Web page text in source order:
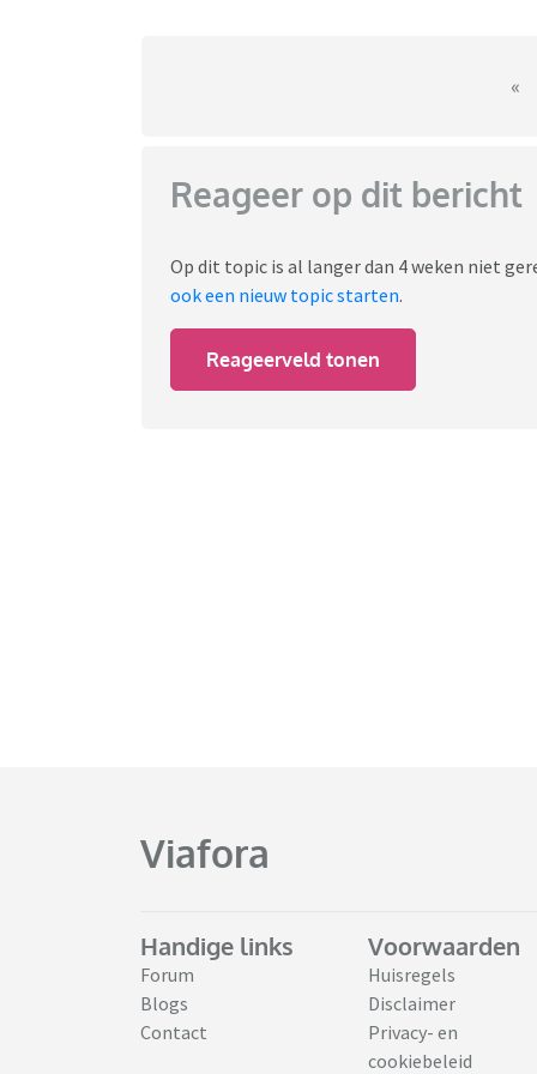
«
Reageer op dit bericht
Op dit topic is al langer dan 4 weken niet
ook een nieuw topic starten.
Reageerveld tonen
Viafora
Handige links
Forum
Blogs
Contact
Voorwaarden
Huisregels
Disclaimer
Privacy- en
cookiebeleid